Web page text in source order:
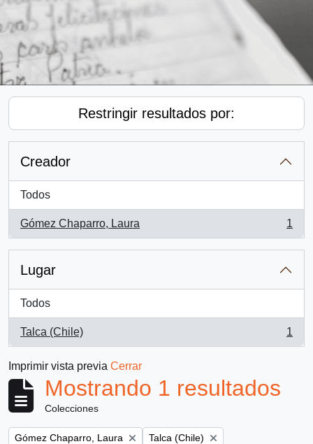
Restringir resultados por:
Creador
Todos
Gómez Chaparro, Laura
, 1 resultados
1
Lugar
Todos
Talca (Chile)
, 1 resultados
1
Imprimir vista previa Cerrar
Mostrando 1 resultados
Colecciones
Remove filter:
Gómez Chaparro, Laura Remove filter:
Talca (Chile)